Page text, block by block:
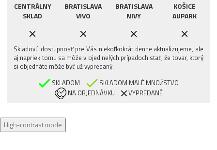
CENTRÁLNY
SKLAD
BRATISLAVA
VIVO
BRATISLAVA
NIVY
KOŠICE
AUPARK
Skladovú dostupnosť pre Vás niekoľkokrát denne aktualizujeme, ale
aj napriek tomu sa môže v ojedinelých prípadoch stať, že tovar, ktorý
si objednáte môže byť už vypredaný.
SKLADOM
SKLADOM MALÉ MNOŽSTVO
NA OBJEDNÁVKU
VYPREDANÉ
High-contrast mode